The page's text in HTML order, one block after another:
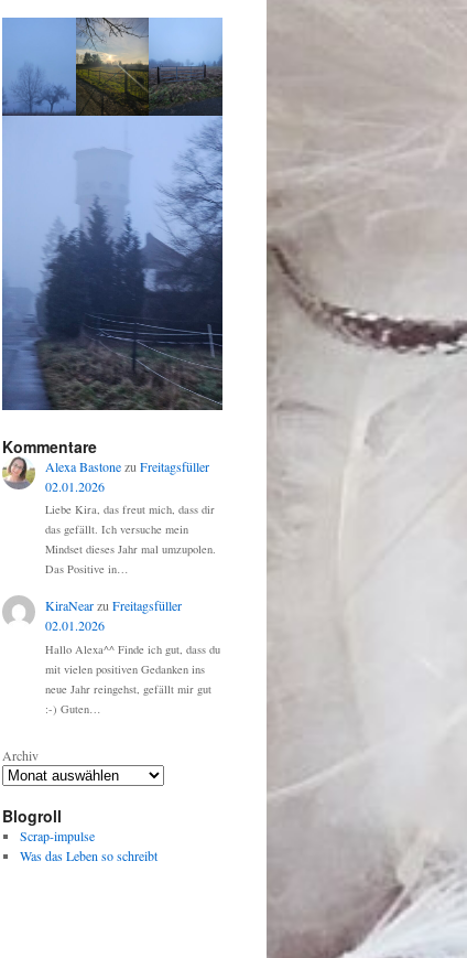
Kommentare
Alexa Bastonezu Freitagsfüller
02.01.2026
Liebe Kira, das freut mich, dass dir
das gefällt. Ich versuche mein
Mindset dieses Jahr mal umzupolen.
Das Positive in…
KiraNearzu Freitagsfüller
02.01.2026
Hallo Alexa^^ Finde ich gut, dass du
mit vielen positiven Gedanken ins
neue Jahr reingehst, gefällt mir gut
:-) Guten…
Archiv
Blogroll
Scrap-impulse
Was das Leben so schreibt